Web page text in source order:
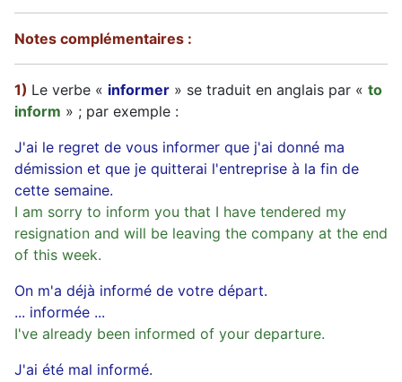
Notes complémentaires :
1) Le verbe « informer » se traduit en anglais par « to
inform » ; par exemple :
J'ai le regret de vous informer que j'ai donné ma
démission et que je quitterai l'entreprise à la fin de
cette semaine.
I am sorry to inform you that I have tendered my
resignation and will be leaving the company at the end
of this week.
On m'a déjà informé de votre départ.
... informée ...
I've already been informed of your departure.
J'ai été mal informé.